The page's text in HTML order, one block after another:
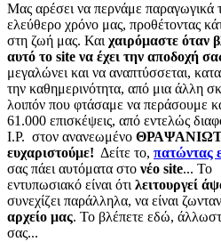
Μας αρέσει να περνάμε παραγωγικά
ελεύθερο χρόνο μας, προθέτοντας
στη ζωή μας. Καιχαιρόμαστε όταν
αυτό το site να έχει την αποδοχή
μεγαλώνει και να αναπτύσσεται,
την καθημερινότητα, από μια άλλη
λοιπόν που φτάσαμε να περάσουμε
61.000 επισκέψεις, από εντελώς
Ι.Ρ. στον ανανεωμένο
ευχαριστούμε! Δείτε το, πατώντας
σας πάει αυτόματα στο νέο site... Το
εντυπωσιακό είναι ότιλειτουργεί
συνεχίζει παράλληλα, να είναι
αρχείο μας. Το βλέπετε εδώ,
σας...